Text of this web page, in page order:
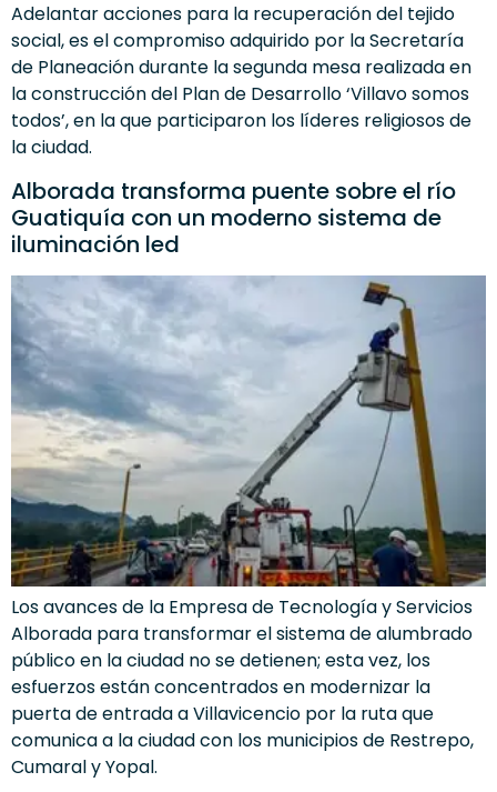
Adelantar acciones para la recuperación del tejido
social, es el compromiso adquirido por la Secretaría
de Planeación durante la segunda mesa realizada en
la construcción del Plan de Desarrollo ‘Villavo somos
todos’, en la que participaron los líderes religiosos de
la ciudad.
Alborada transforma puente sobre el río
Guatiquía con un moderno sistema de
iluminación led
Los avances de la Empresa de Tecnología y Servicios
Alborada para transformar el sistema de alumbrado
público en la ciudad no se detienen; esta vez, los
esfuerzos están concentrados en modernizar la
puerta de entrada a Villavicencio por la ruta que
comunica a la ciudad con los municipios de Restrepo,
Cumaral y Yopal.